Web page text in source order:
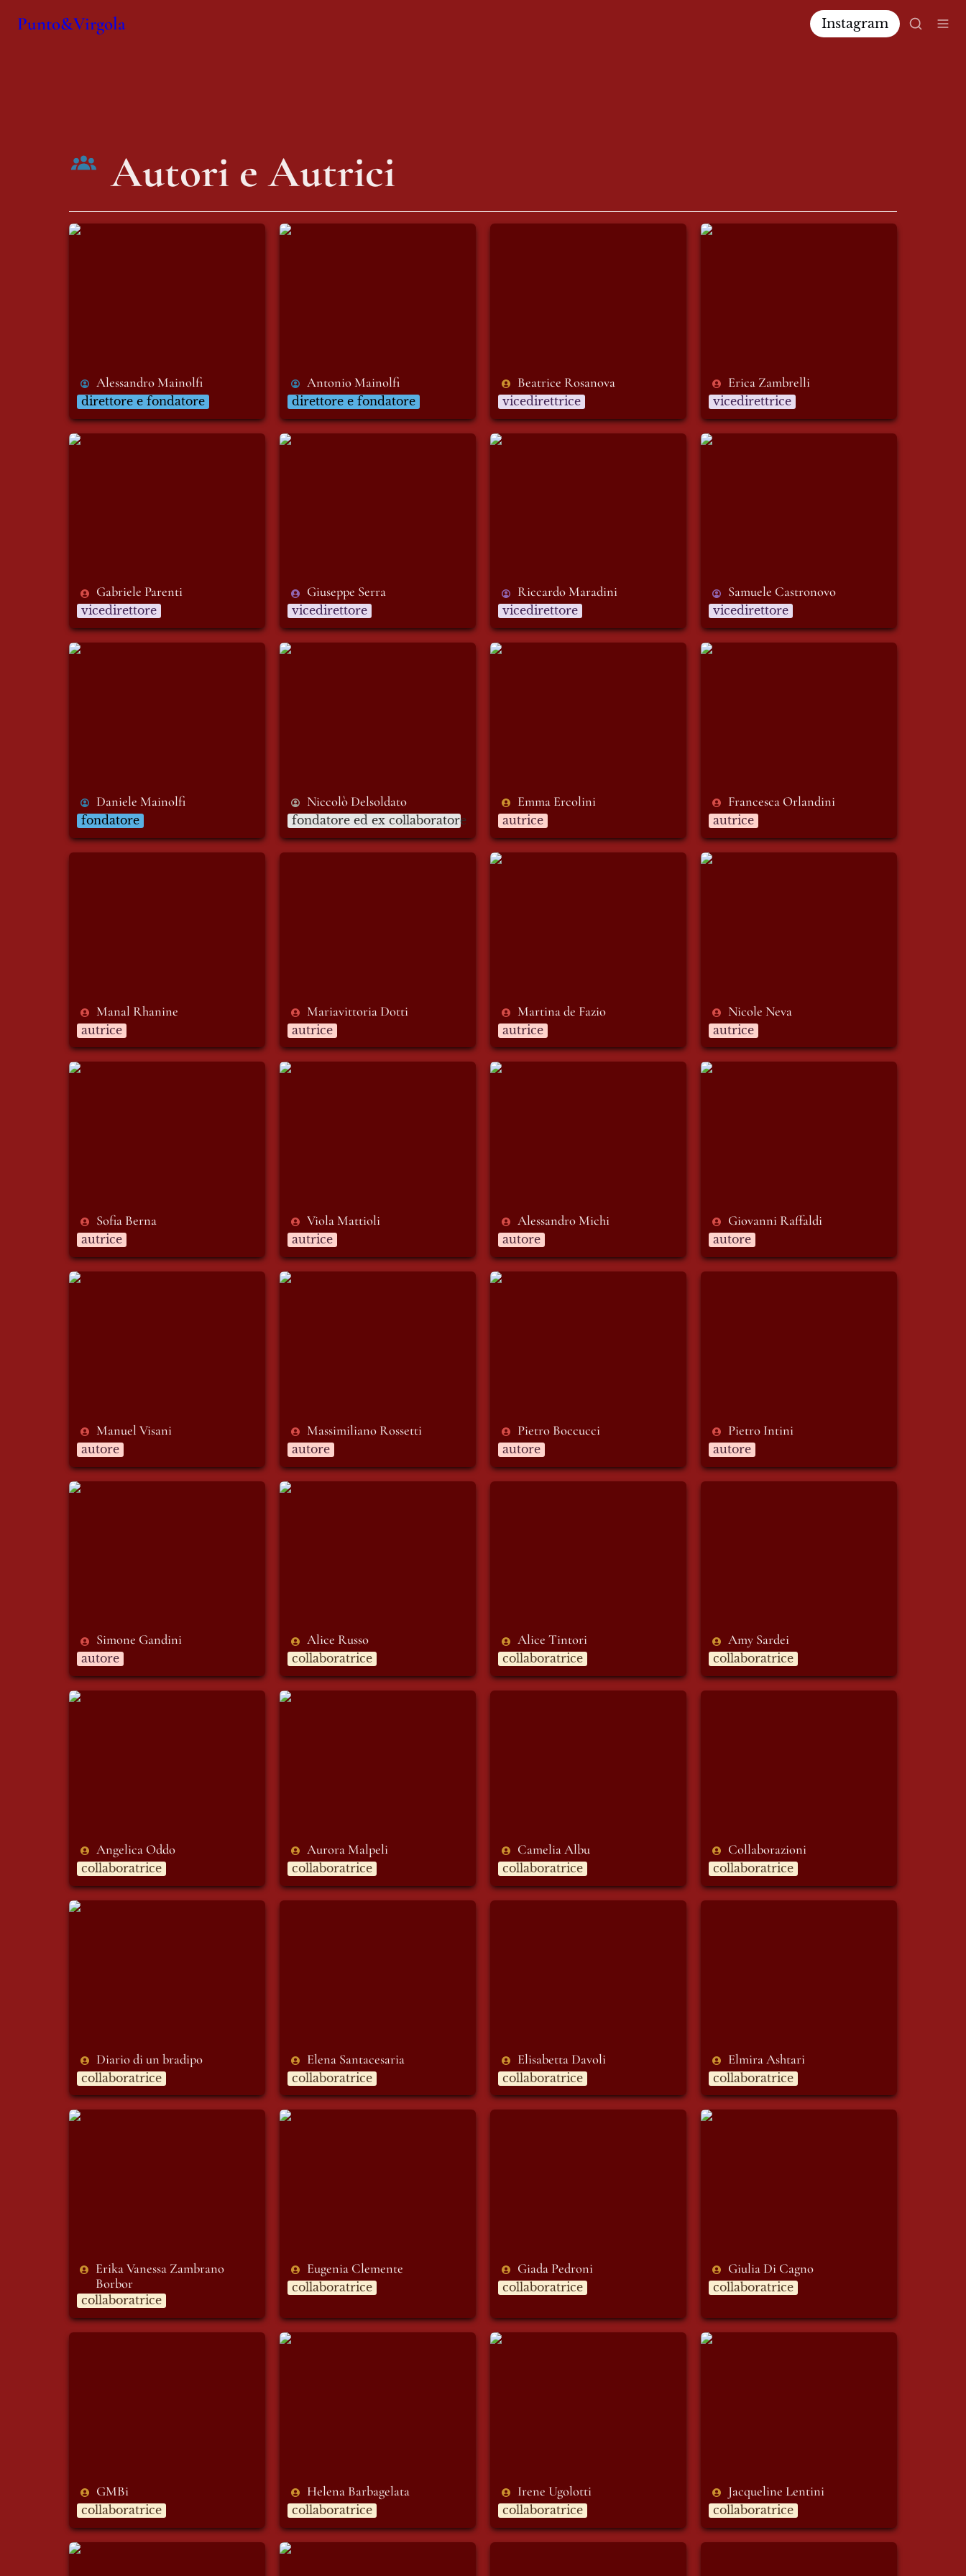
Punto&Virgola Instagram
Autori e Autrici
Alessandro Mainolfi
Alessandro Mainolfi
direttore e fondatore
Antonio Mainolfi
Antonio Mainolfi
direttore e fondatore
Beatrice Rosanova
vicedirettrice
Erica Zambrelli
Erica Zambrelli
vicedirettrice
Gabriele Parenti
Gabriele Parenti
vicedirettore
Giuseppe Serra
Giuseppe Serra
vicedirettore
Riccardo Maradini
Riccardo Maradini
vicedirettore
Samuele Castronovo
Samuele Castronovo
vicedirettore
Daniele Mainolfi
Daniele Mainolfi
fondatore
Niccolò Delsoldato
Niccolò Delsoldato
fondatore ed ex collaboratore
Emma Ercolini
Emma Ercolini
autrice
Francesca Orlandini
Francesca Orlandini
autrice
Manal Rhanine
autrice
Mariavittoria Dotti
autrice
Martina de Fazio
Martina de Fazio
autrice
Nicole Neva
Nicole Neva
autrice
Sofia Berna
Sofia Berna
autrice
Viola Mattioli
Viola Mattioli
autrice
Alessandro Michi
Alessandro Michi
autore
Giovanni Raffaldi
Giovanni Raffaldi
autore
Manuel Visani
Manuel Visani
autore
Massimiliano Rossetti
Massimiliano Rossetti
autore
Pietro Boccucci
Pietro Boccucci
autore
Pietro Intini
autore
Simone Gandini
Simone Gandini
autore
Alice Russo
Alice Russo
collaboratrice
Alice Tintori
Alice Tintori
collaboratrice
Amy Sardei
Amy Sardei
collaboratrice
Angelica Oddo
Angelica Oddo
collaboratrice
Aurora Malpeli
Aurora Malpeli
collaboratrice
Camelia Albu
collaboratrice
Collaborazioni
collaboratrice
Diario di un bradipo
Diario di un bradipo
collaboratrice
Elena Santacesaria
collaboratrice
Elisabetta Davoli
collaboratrice
Elmira Ashtari
collaboratrice
Erika Vanessa Zambrano
Erika Vanessa Zambrano
Borbor
collaboratrice
Eugenia Clemente
Eugenia Clemente
collaboratrice
Giada Pedroni
collaboratrice
Giulia Di Cagno
Giulia Di Cagno
collaboratrice
GMBi
collaboratrice
Helena Barbagelata
Helena Barbagelata
collaboratrice
Irene Ugolotti
Irene Ugolotti
collaboratrice
Jacqueline Lentini
Jacqueline Lentini
collaboratrice
Laura Balocchi Laura Gigliotti Lucia Bazzi Maria Caterina Brucci